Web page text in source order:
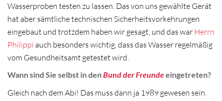
Wasserproben testen zu lassen. Das von uns gewählte Gerät
hat aber sämtliche technischen Sicherheitsvorkehrungen
eingebaut und trotzdem haben wir gesagt, und das war Herrn
Philippi auch besonders wichtig, dass das Wasser regelmäßig
vom Gesundheitsamt getestet wird.
Wann sind Sie selbst in denBund der Freundeeingetreten?
Gleich nach dem Abi! Das muss dann ja 1989 gewesen sein.